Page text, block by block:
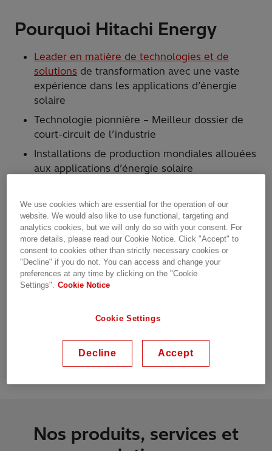
Pourquoi Hitachi Energy
Leader en matière de technologies et de
solutions de transformation avec une vaste
expérience dans les applications d’énergie
solaire
Technologie pionnière – Meilleur dossier de
court-circuit de l’industrie
Installations de production mondiales allouées
aux applications d’énergie solaire
adaptés à l’utilisation et à l’installation dans
tous les environnements et emplacements
Les transformateurs solaires sont conçus avec
une efficacité élevée, une grande convivialité
environnementale et une fiabilité
opérationnelle supérieure, ce qui permet
extensible pour installer les dernières
solutions numériques
Nos produits, services et
We use cookies which are essential for the operation of our
website. We would also like to use functional, targeting and
analytics cookies, but we will only do so with your consent. For
more details, please read our Cookie Notice. Click "Accept" to
consent to cookies other than strictly necessary cookies or
"Decline" if you do not. You can access and change your
preferences at any time by clicking on the "Cookie
Settings". Cookie Notice
Cookie Settings
Decline Accept